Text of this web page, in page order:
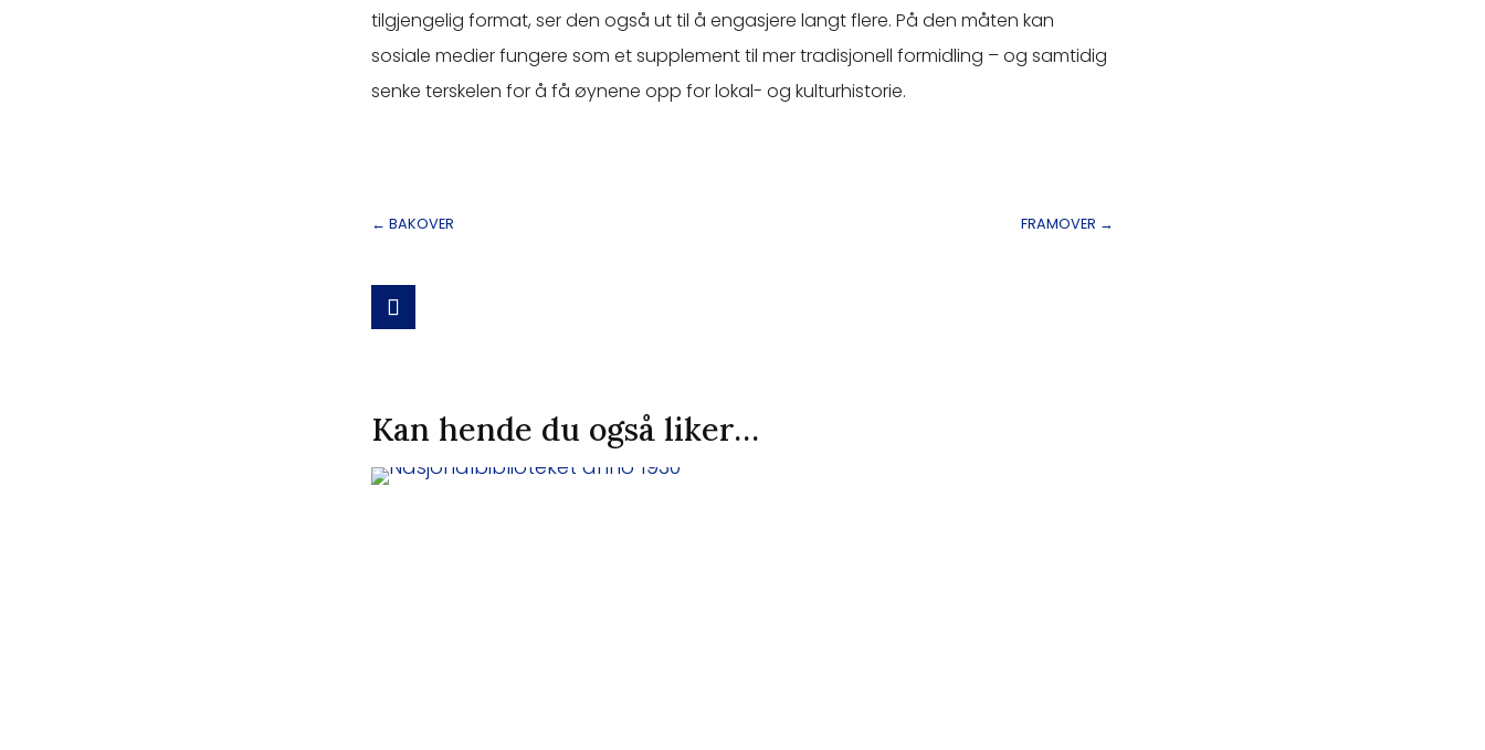
tilgjengelig format, ser den også ut til å engasjere langt flere. På den måten kan
sosiale medier fungere som et supplement til mer tradisjonell formidling – og samtidig
senke terskelen for å få øynene opp for lokal- og kulturhistorie.
← BAKOVER FRAMOVER →
Kan hende du også liker…